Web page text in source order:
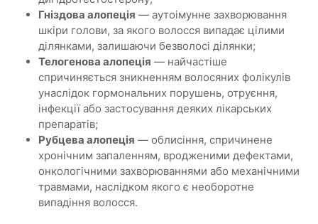
Гніздова алопеція — аутоімунне захворювання
шкіри голови, за якого волосся випадає цілими
ділянками, залишаючи безволосі ділянки;
Телогенова алопеція — найчастіше
спричиняється зникненням волосяних фолікулів
унаслідок гормональних порушень, отруєння,
інфекції або застосування деяких лікарських
препаратів;
Рубцева алопеція — облисіння, спричинене
хронічним запаленням, вродженими дефектами,
онкологічними захворюваннями або механічними
травмами, наслідком якого є необоротне
випадіння волосся.